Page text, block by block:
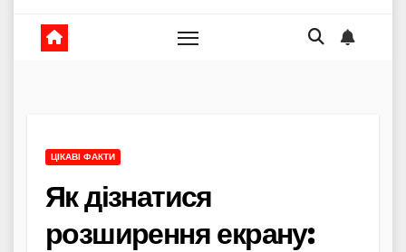
ЦІКАВІ ФАКТИ
Як дізнатися
розширення екрану: